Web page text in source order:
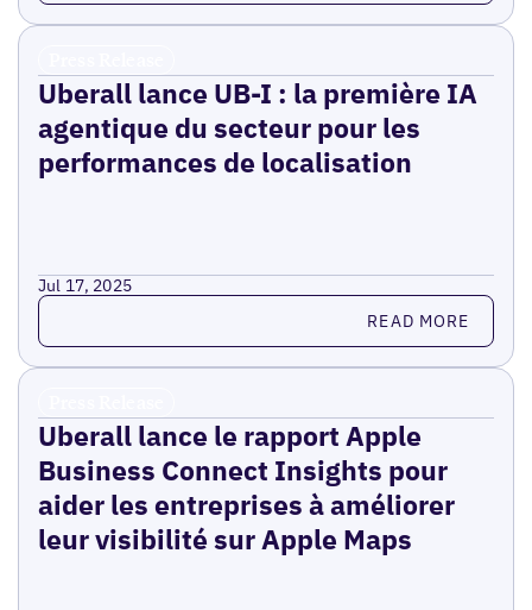
Uberall lance UB-I : la première IA
agentique du secteur pour les
performances de localisation
Jul 17, 2025
Read more READ MORE
Uberall lance le rapport Apple
Business Connect Insights pour
aider les entreprises à améliorer
leur visibilité sur Apple Maps